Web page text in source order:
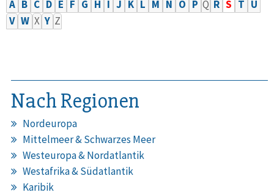
A B C D E F G H I J K L M N O P Q R S T U
V W X Y Z
Nach Regionen
Nordeuropa
Mittelmeer & Schwarzes Meer
Westeuropa & Nordatlantik
Westafrika & Südatlantik
Karibik